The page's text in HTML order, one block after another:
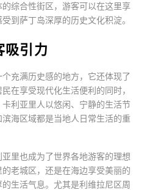
综合性街区，游客可以在这里享
到萨丁岛深厚的历史文化积淀。
吸引力
充满历史感的地方，它还体现了
在享受现代化生活便利的同时，
利亚里人以悠闲、宁静的生活节
海区域都是当地人日常生活的重
里也成为了世界各地游客的理想
老城区，还是在海边享受美丽的
生活气息。尤其是利维拉尼区周